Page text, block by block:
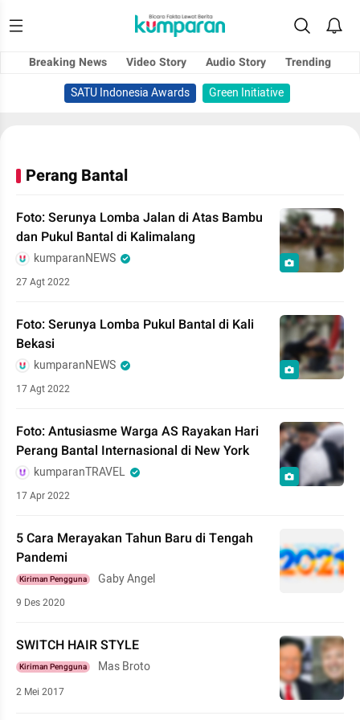
Breaking News Video Story Audio Story
Trending
SATU Indonesia Awards
Green Initiative
Perang Bantal
Foto: Serunya Lomba Jalan di Atas Bambu
dan Pukul Bantal di Kalimalang
kumparanNEWS
27 Agt 2022
Foto: Serunya Lomba Pukul Bantal di Kali
Bekasi
kumparanNEWS
17 Agt 2022
Foto: Antusiasme Warga AS Rayakan Hari
Perang Bantal Internasional di New York
kumparanTRAVEL
17 Apr 2022
5 Cara Merayakan Tahun Baru di Tengah
Pandemi
Kiriman Pengguna Gaby Angel
9 Des 2020
SWITCH HAIR STYLE
Kiriman Pengguna Mas Broto
2 Mei 2017